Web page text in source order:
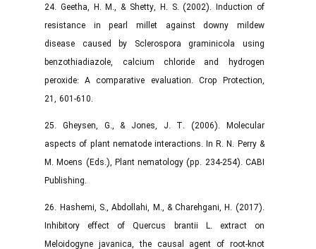
24. Geetha, H. M., & Shetty, H. S. (2002). Induction of
resistance in pearl millet against downy mildew
disease caused by Sclerospora graminicola using
benzothiadiazole, calcium chloride and hydrogen
peroxide: A comparative evaluation. Crop Protection,
21, 601-610.
25. Gheysen, G., & Jones, J. T. (2006). Molecular
aspects of plant nematode interactions. In R. N. Perry &
M. Moens (Eds.), Plant nematology (pp. 234-254). CABI
Publishing.
26. Hashemi, S., Abdollahi, M., & Charehgani, H. (2017).
Inhibitory effect of Quercus brantii L. extract on
Meloidogyne javanica, the causal agent of root-knot